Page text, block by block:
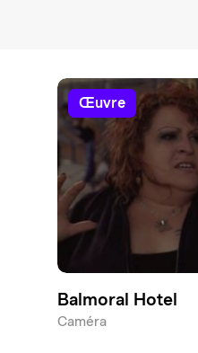
œuvre
Balmoral Hotel
Caméra